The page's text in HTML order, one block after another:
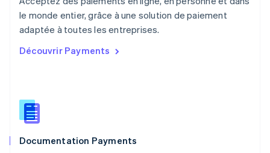
le monde entier, grâce à une solution de paiement
adaptée à toutes les entreprises.
Découvrir Payments
Documentation Payments
NederlandsEnglish
Pologne
English
PortuguêsEnglish
English
Roumanie
Royaume-Uni